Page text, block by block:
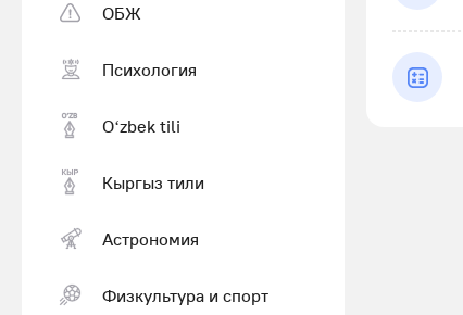
ОБЖ
Психология
Оʻzbek tili
Кыргыз тили
Астрономия
Физкультура и спорт